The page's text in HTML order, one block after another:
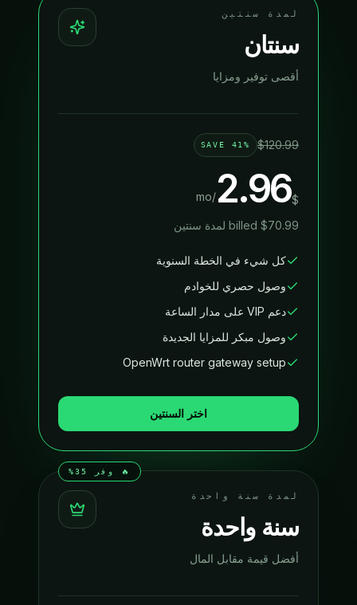
لمدة سنتين
سنتان
أقصى توفير ومزايا
$120.99
SAVE41%
2.96
/mo
billed$70.99 لمدة سنتين
كل شيء في الخطة السنوية
وصول حصري للخوادم
دعم VIP على مدار الساعة
وصول مبكر للمزايا الجديدة
OpenWrt router gateway setup
اختر السنتين
🔥 وفر 35%
لمدة سنة واحدة
سنة واحدة
أفضل قيمة مقابل المال